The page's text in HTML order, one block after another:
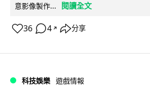
意影像製作...
閱讀全文
36 4 ↗ 分享
科技娛樂 遊戲情報